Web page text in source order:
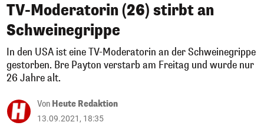
TV-Moderatorin (26) stirbt an
Schweinegrippe
In den USA ist eine TV-Moderatorin an der Schweinegrippe
gestorben. Bre Payton verstarb am Freitag und wurde nur
26 Jahre alt.
Von Heute Redaktion
13.09.2021, 18:35